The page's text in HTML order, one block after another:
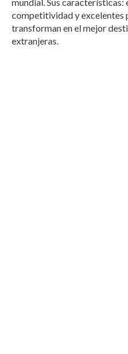
competitividad y excelentes
transforman en el mejor
extranjeras.